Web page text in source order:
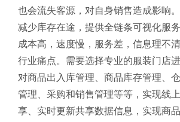
也会流失客源，对自身销售造成影响
减少库存在途，提供全链条可视化服
成本高，速度慢，服务差，信息理不
行业痛点。需要选择专业的服装门店
对商品出入库管理、商品库存管理、
管理、采购和销售管理等等，实现线
享、实时更新共享数据信息，实现商